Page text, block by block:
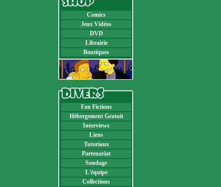
Comics
Jeux Vidéos
DVD
Librairie
Boutiques
Fan Fictions
Hébergement Gratuit
Interviews
Liens
Tutoriaux
Partenariat
Sondage
L'équipe
Collections